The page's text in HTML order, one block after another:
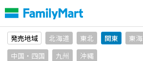
文
へ
発売地域
北海道 東北 関東 東海
中国・四国
九州 沖縄